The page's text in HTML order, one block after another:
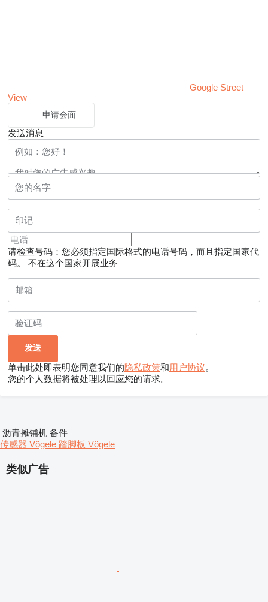
Google Street
View
申请会面
发送消息
请检查号码：您必须指定国际格式的电话号码，而且指定国家代
码。
不在这个国家开展业务
单击此处即表明您同意我们的隐私政策和用户协议。
您的个人数据将被处理以回应您的请求。
类似广告
沥青摊铺机 备件
传感器 Vögele 踏脚板 Vögele